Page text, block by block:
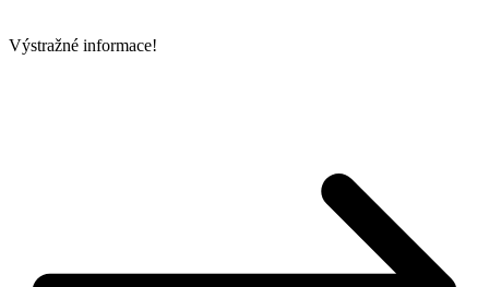
Výstražné informace!